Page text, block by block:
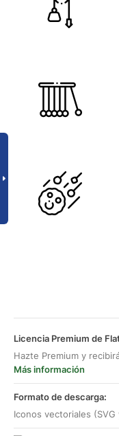
Licencia Premium de
Hazte Premium y
Más información
Formato de descarga:
Iconos vectoriales (SVG